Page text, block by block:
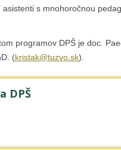
s mnohoročnou
programov DPŠ je doc.
(kristak@tuzvo.sk).
DPŠ